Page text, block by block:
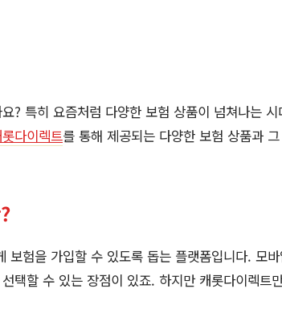
? 특히 요즘처럼 다양한 보험 상품이 넘쳐나는
다이렉트를 통해 제공되는 다양한 보험 상품과
보험을 가입할 수 있도록 돕는 플랫폼입니다. 모
택할 수 있는 장점이 있죠. 하지만 캐롯다이렉트